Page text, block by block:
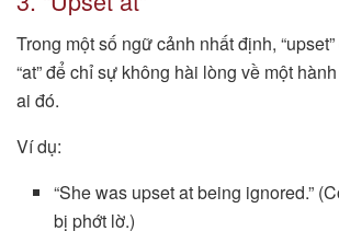
Trong một số ngữ cảnh nhất định,
“at” để chỉ sự không hài lòng về một
ai đó.
Ví dụ:
“She was upset at being ignored.”
bị phớt lờ.)